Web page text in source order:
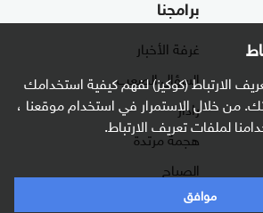
الارتباط (كوكيز) لفهم كيفية استخدامك
من خلال الاستمرار في استخدام موقعنا ،
لملفات تعريف الارتباط.
موافق
برامجنا
غرفة الأخبار
السؤال الصعب
رادار
هجمة مرتدة
الصباح
كلينيك